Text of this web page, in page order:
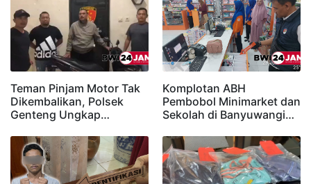
Teman Pinjam Motor Tak
Dikembalikan, Polsek
Genteng Ungkap…
Komplotan ABH
Pembobol Minimarket dan
Sekolah di Banyuwangi…